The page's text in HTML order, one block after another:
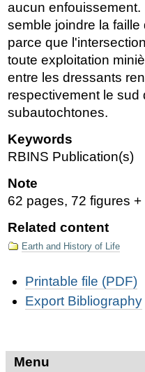
aucun
semble joindre la
parce que
toute exploitation
entre les dressants
respectivement le sud
subautochtones.
Keywords
RBINS Publication(s)
Note
62 pages, 72 figures
Related content
Earth and History of Life
ActionsPrintable file (PDF)
Export Bibliography
Menu